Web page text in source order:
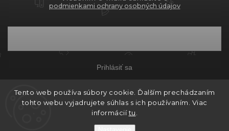
Tento web používa súbory cookie. Ďalším prechádzaním
tohto webu vyjadrujete súhlas s ich používaním. Viac
informáciítu
podmienkami ochrany osobných údajov
Prihlásiť sa
Copyright 2026PROXIMA.store